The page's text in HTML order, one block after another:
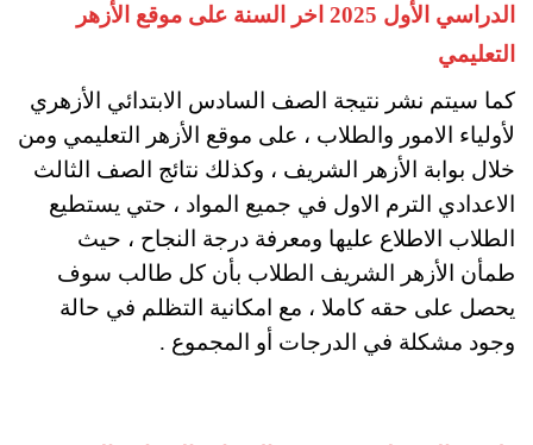
الدراسي الأول 2025 اخر السنة على موقع الأزهر
التعليمي
كما سيتم نشر نتيجة الصف السادس الابتدائي الأزهري
لأولياء الامور والطلاب ، على موقع الأزهر التعليمي ومن
خلال بوابة الأزهر الشريف ، وكذلك نتائج الصف الثالث
الاعدادي الترم الاول في جميع المواد ، حتي يستطيع
الطلاب الاطلاع عليها ومعرفة درجة النجاح ، حيث
طمأن الأزهر الشريف الطلاب بأن كل طالب سوف
يحصل على حقه كاملا ، مع امكانية التظلم في حالة
وجود مشكلة في الدرجات أو المجموع .